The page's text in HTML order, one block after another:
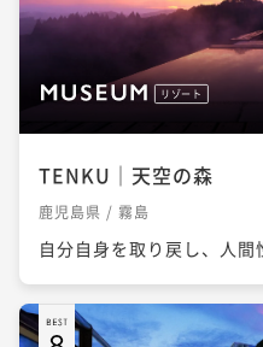
リゾート
TENKU｜天空の森
鹿児島県 / 霧島
自分自身を取り戻し、人